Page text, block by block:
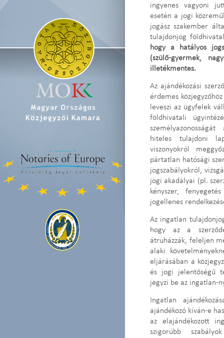
ingyenes vagyoni
esetén a jogi
jogász szakember
tulajdonjog
hogy a hatályos
(szülő-gyermek,
illetékmentes.
Az ajándékozási
érdemes
leveszi az ügyfelek
földhivatali
hiteles tulajdoni
viszonyokról
pártatlan hatósági
jogszabályokról,
jogi akadályai (pl.
kényszer,
jogellenes
Az ingatlan
hogy az a
átruházzák, feleljen
alaki
eljárásában a
és jogi jelentőségű
jegyzi be az ingatlan-
Ingatlan
ajándékozó kíván-e
az elajándékozott
szigorúbb